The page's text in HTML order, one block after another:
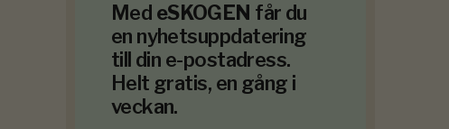
Med eSKOGEN får du
en nyhetsuppdatering
till din e-postadress.
Helt gratis, en gång i
veckan.